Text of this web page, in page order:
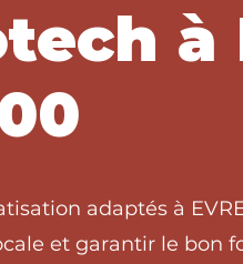
à
adaptés à
et garantir le bon